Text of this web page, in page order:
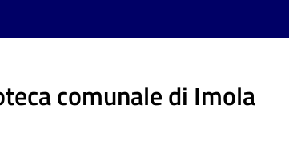
comunale di Imola